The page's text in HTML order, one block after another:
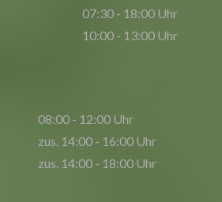
07:30 - 18:00 Uhr
10:00 - 13:00 Uhr
08:00 - 12:00 Uhr
zus. 14:00 - 16:00 Uhr
zus. 14:00 - 18:00 Uhr